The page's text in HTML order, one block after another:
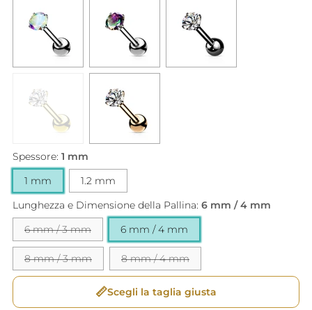
Spessore: 1 mm
1 mm 1.2 mm
Lunghezza e Dimensione della Pallina: 6 mm / 4 mm
6 mm / 3 mm 6 mm / 4 mm
8 mm / 3 mm 8 mm / 4 mm
📏Scegli la taglia giusta